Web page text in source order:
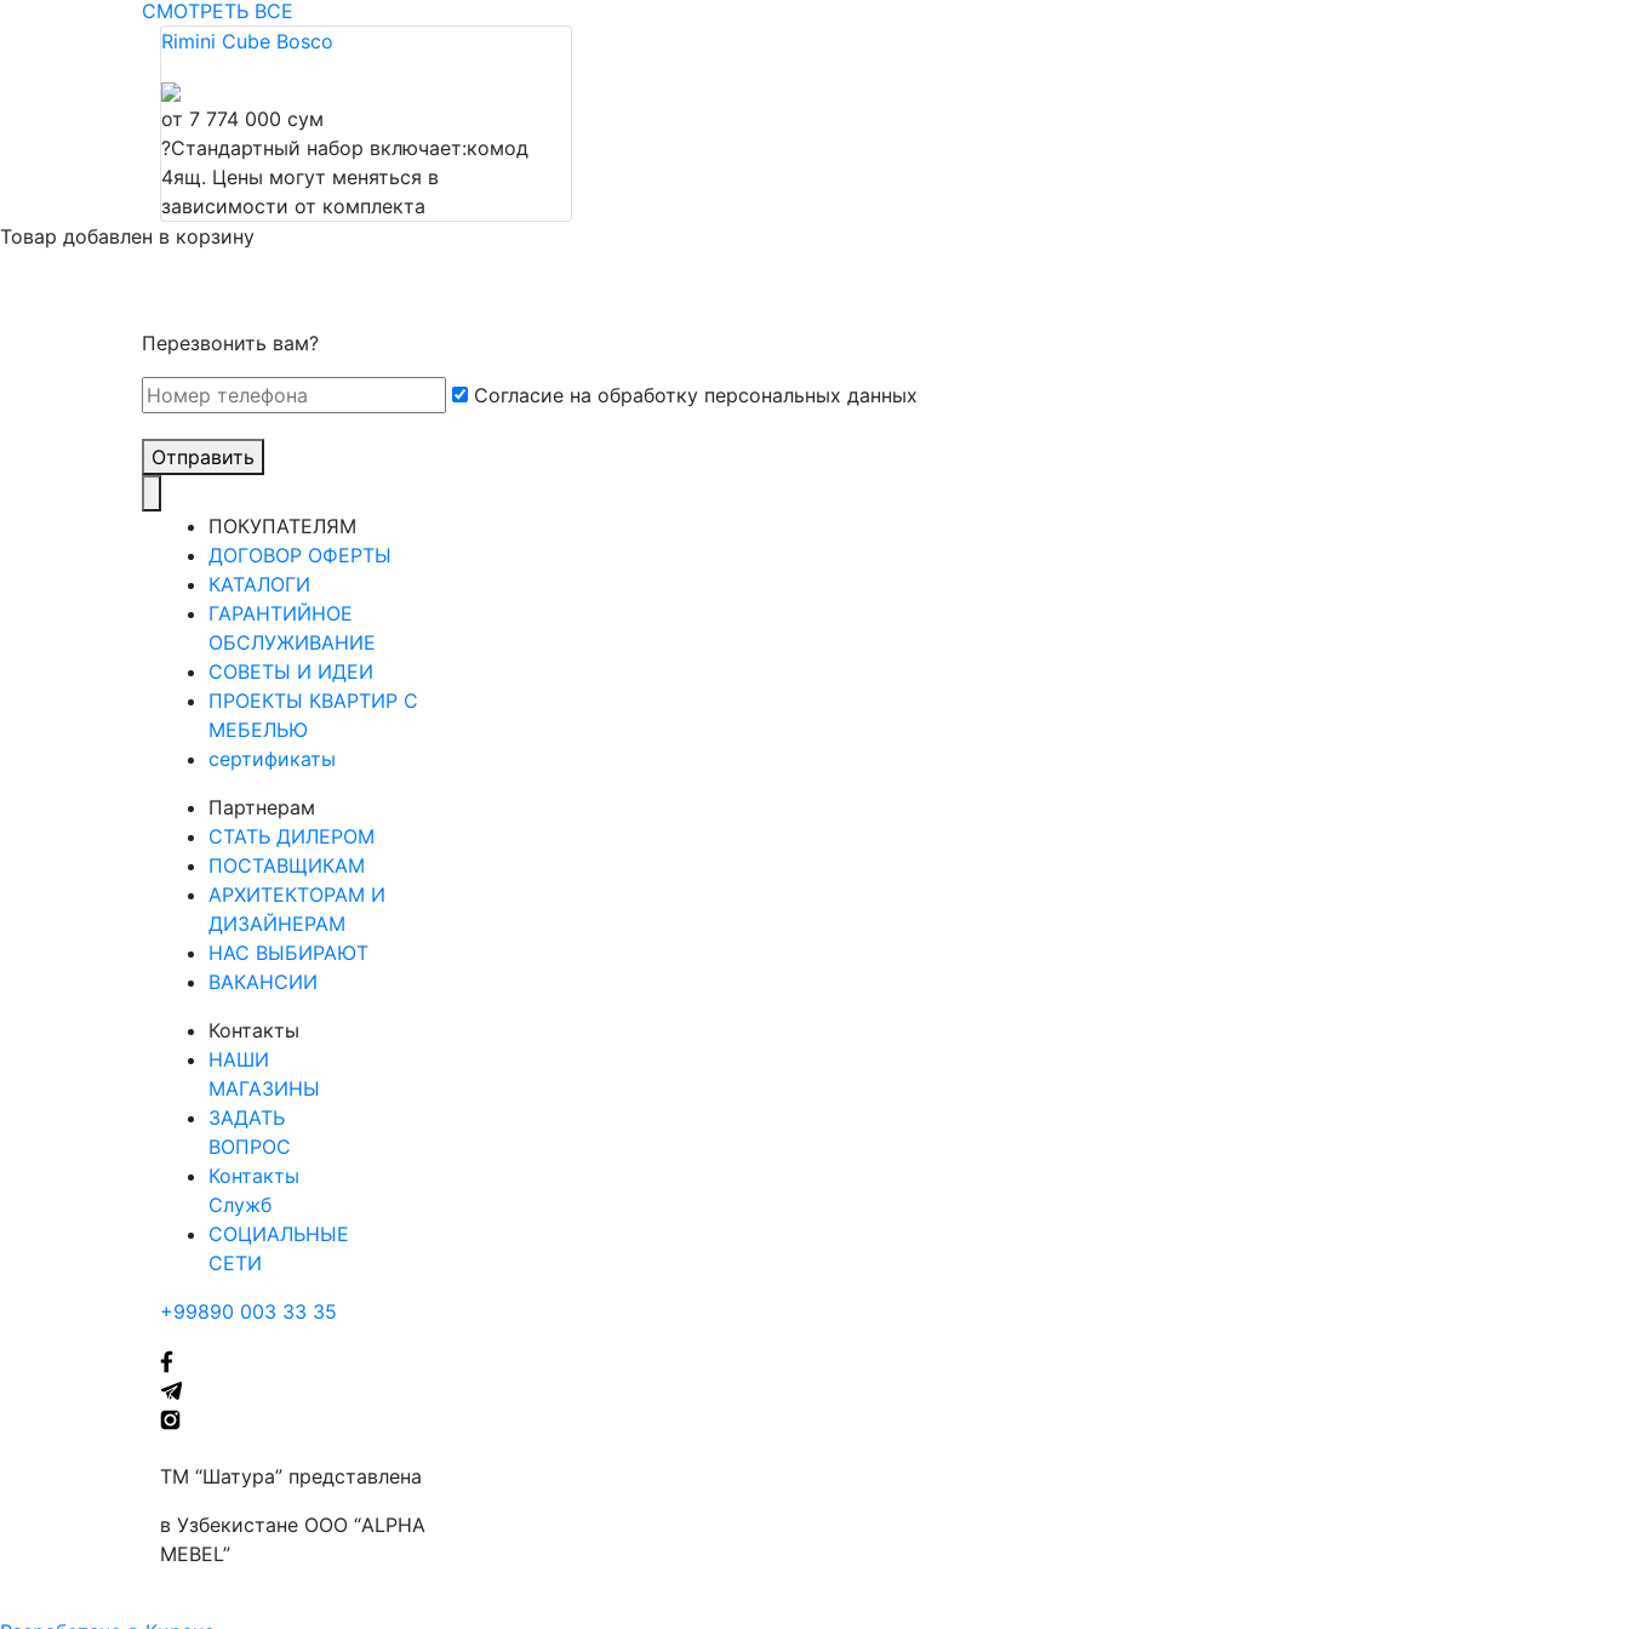
СМОТРЕТЬ ВСЕ
Rimini Cube Bosco
от 7 774 000 сум
?Стандартный набор включает:комод
4ящ. Цены могут меняться в
зависимости от комплекта
Товар добавлен в корзину
Перезвонить вам?
Cогласие на обработку персональных данных
Отправить
ПОКУПАТЕЛЯМ
ДОГОВОР ОФЕРТЫ
КАТАЛОГИ
ГАРАНТИЙНОЕ
ОБСЛУЖИВАНИЕ
СОВЕТЫ И ИДЕИ
ПРОЕКТЫ КВАРТИР С
МЕБЕЛЬЮ
сертификаты
Партнерам
СТАТЬ ДИЛЕРОМ
ПОСТАВЩИКАМ
АРХИТЕКТОРАМ И
ДИЗАЙНЕРАМ
НАС ВЫБИРАЮТ
ВАКАНСИИ
Контакты
НАШИ
МАГАЗИНЫ
ЗАДАТЬ
ВОПРОС
Контакты
Служб
СОЦИАЛЬНЫЕ
СЕТИ
+99890 003 33 35
ТМ “Шатура” представлена
в Узбекистане ООО “ALPHA
MEBEL”